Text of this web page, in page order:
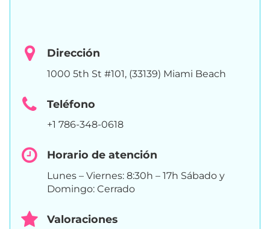
Dirección
1000 5th St #101, (33139) Miami Beach
Teléfono
+1 786-348-0618
Horario de atención
Lunes – Viernes: 8:30h – 17h Sábado y
Domingo: Cerrado
Valoraciones